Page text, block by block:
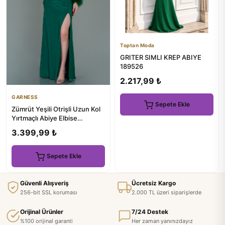
GARNESS
Zümrüt Yeşili Otrişli Uzun Kol
Yırtmaçlı Abiye Elbise
3.399,99 ₺
Sepete Ekle
Toptan Moda
GRITER SIMLI KREP ABIYE
189526
2.217,99 ₺
Sepete Ekle
Güvenli Alışveriş
256-bit SSL koruması
Ücretsiz Kargo
2.000 TL üzeri siparişlerde
Orijinal Ürünler
%100 orijinal garanti
7/24 Destek
Her zaman yanınızdayız